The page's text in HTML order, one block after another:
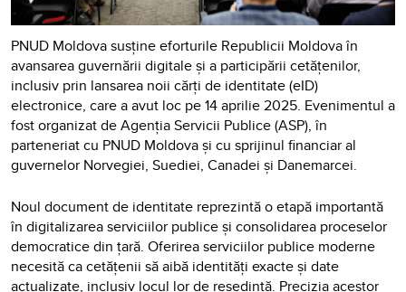
PNUD Moldova susține eforturile Republicii Moldova în
avansarea guvernării digitale și a participării cetățenilor,
inclusiv prin lansarea noii cărți de identitate (eID)
electronice, care a avut loc pe 14 aprilie 2025. Evenimentul a
fost organizat de Agenția Servicii Publice (ASP), în
parteneriat cu PNUD Moldova și cu sprijinul financiar al
guvernelor Norvegiei, Suediei, Canadei și Danemarcei.
Noul document de identitate reprezintă o etapă importantă
în digitalizarea serviciilor publice și consolidarea proceselor
democratice din țară. Oferirea serviciilor publice moderne
necesită ca cetățenii să aibă identități exacte și date
actualizate, inclusiv locul lor de reședință. Precizia acestor